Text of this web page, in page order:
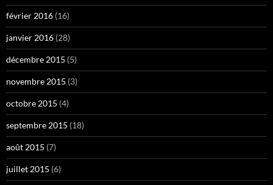
février 2016 (16)
janvier 2016 (28)
décembre 2015 (5)
novembre 2015 (3)
octobre 2015 (4)
septembre 2015 (18)
août 2015 (7)
juillet 2015 (6)